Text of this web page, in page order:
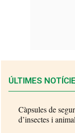
ÚLTIMES
Càpsules de
d’insectes i